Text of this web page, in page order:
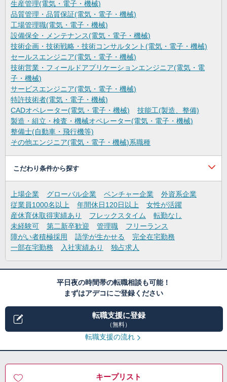
生産管理(電気・電子・機械)
品質管理・品質保証(電気・電子・機械)
工場管理職(電気・電子・機械)
設備保全・メンテナンス(電気・電子・機械)
技術企画・技術戦略・技術コンサルタント(電気・電子・機械)
セールスエンジニア(電気・電子・機械)
技術営業・フィールドアプリケーションエンジニア(電気・電
子・機械)
サービスエンジニア(電気・電子・機械)
特許技術者(電気・電子・機械)
CADオペレーター(電気・電子・機械)
技能工(製造、整備)
製造・組立・検査・機械オペレーター(電気・電子・機械)
整備士(自動車・飛行機等)
その他エンジニア(電気・電子・機械)系職種
こだわり条件から探す
上場企業 グローバル企業 ベンチャー企業
外資系企業
従業員1000名以上
年間休日120日以上
女性が活躍
産休育休取得実績あり
フレックスタイム
転勤なし
未経験可
第二新卒歓迎 管理職
フリーランス
障がい者積極採用
語学が生かせる
完全在宅勤務
一部在宅勤務
入社実績あり 独占求人
平日夜の時間帯の転職相談も可能！
まずはアデコにご登録ください
転職支援に登録
（無料）
転職支援の流れ
キープリスト